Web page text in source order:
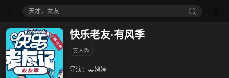
天才，女友
快乐老友·有风季
真人秀
导演： 吴娉婷